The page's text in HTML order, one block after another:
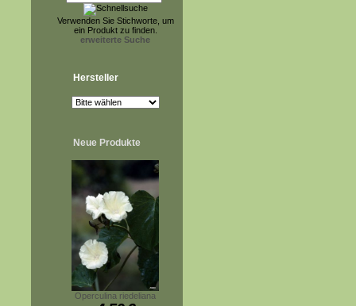
Verwenden Sie Stichworte, um
ein Produkt zu finden.
erweiterte Suche
Hersteller
Neue Produkte
Operculina riedeliana